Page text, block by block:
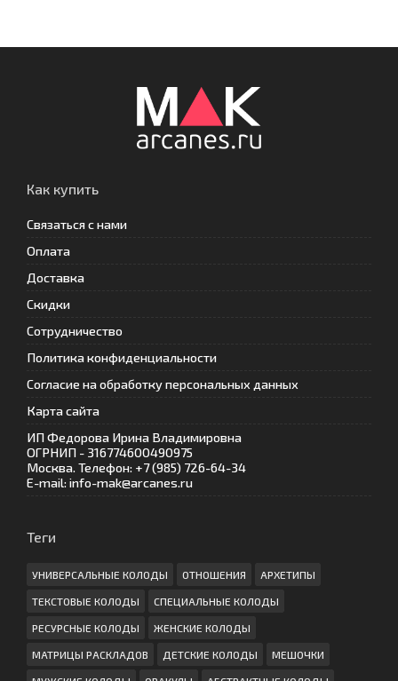
Как купить
Связаться с нами
Оплата
Доставка
Скидки
Сотрудничество
Политика конфиденциальности
Согласие на обработку персональных данных
Карта сайта
ИП Федорова Ирина Владимировна
ОГРНИП - 316774600490975
Москва. Телефон: +7 (985) 726-64-34
E-mail: info-mak@arcanes.ru
Теги
УНИВЕРСАЛЬНЫЕ КОЛОДЫ ОТНОШЕНИЯ АРХЕТИПЫ
ТЕКСТОВЫЕ КОЛОДЫ СПЕЦИАЛЬНЫЕ КОЛОДЫ
РЕСУРСНЫЕ КОЛОДЫ ЖЕНСКИЕ КОЛОДЫ
МАТРИЦЫ РАСКЛАДОВ ДЕТСКИЕ КОЛОДЫ МЕШОЧКИ